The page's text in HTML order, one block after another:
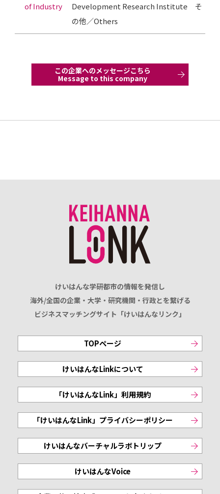
of Industry
Development Research Institute そ
の他／Others
この企業へのメッセージこちら
Message to this company
けいはんな学研都市の情報を発信し
海外/全国の企業・大学・研究機関・行政とを繋げる
ビジネスマッチングサイト「けいはんなリンク」
TOPページ
けいはんなLinkについて
「けいはんなLink」利用規約
「けいはんなLink」プライバシーポリシー
けいはんなバーチャルラボトリップ
けいはんなVoice